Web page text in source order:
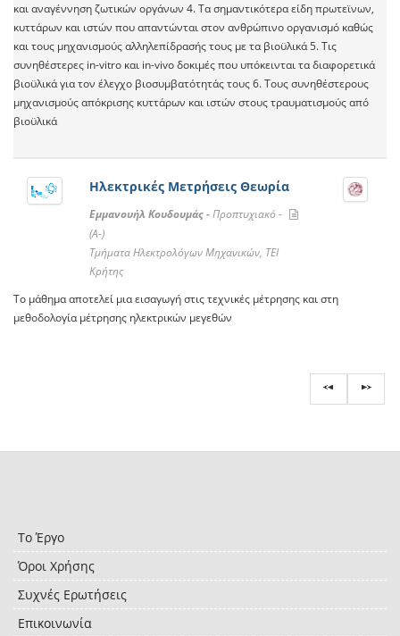
και αναγέννηση ζωτικών οργάνων 4. Τα σημαντικότερα είδη πρωτεϊνων,
κυττάρων και ιστών που απαντώνται στον ανθρώπινο οργανισμό καθώς
και τους μηχανισμούς αλληλεπίδρασής τους με τα βιοϋλικά 5. Τις
συνηθέστερες in-vitro και in-vivo δοκιμές που υπόκεινται τα διαφορετικά
βιοϋλικά για τον έλεγχο βιοσυμβατότητάς τους 6. Τους συνηθέστερους
μηχανισμούς απόκρισης κυττάρων και ιστών στους τραυματισμούς από
βιοϋλικά
Ηλεκτρικές Μετρήσεις Θεωρία
Εμμανουήλ Κουδουμάς -Προπτυχιακό -
(A-)
Τμήματα Ηλεκτρολόγων Μηχανικών, ΤΕΙ
Κρήτης
Το μάθημα αποτελεί μια εισαγωγή στις τεχνικές μέτρησης και στη
μεθοδολογία μέτρησης ηλεκτρικών μεγεθών
Το Έργο
Όροι Χρήσης
Συχνές Ερωτήσεις
Επικοινωνία